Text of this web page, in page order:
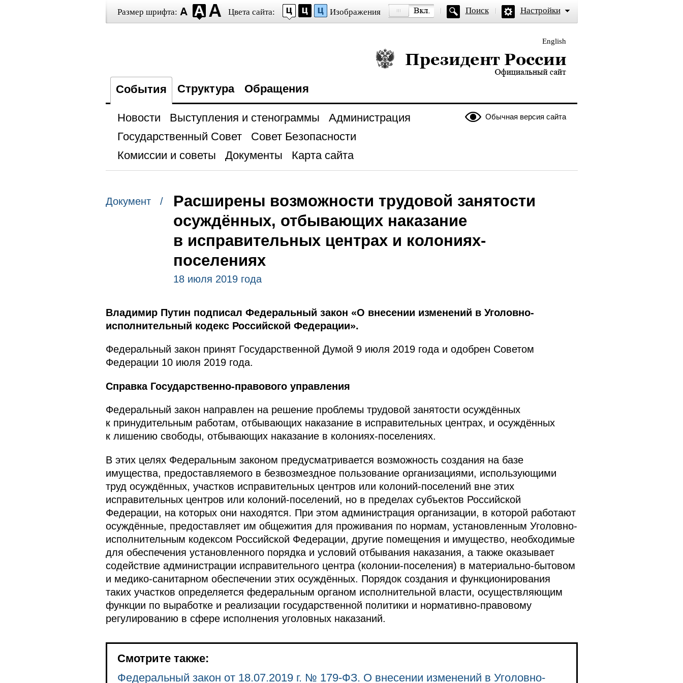
Размер шрифта: Цвета сайта: Изображения Поиск Настройки
English
Президент России — официальный сайт
События Структура Обращения
Обычная версия сайта
Новости Выступления и стенограммы
Администрация
Государственный Совет
Совет Безопасности
Комиссии и советы
Документы Карта сайта
Документ /
Расширены возможности трудовой занятости
осуждённых, отбывающих наказание
в исправительных центрах и колониях-
поселениях
18 июля 2019 года
Владимир Путин подписал Федеральный закон «О внесении изменений в Уголовно-
исполнительный кодекс Российской Федерации».
Федеральный закон принят Государственной Думой 9 июля 2019 года и одобрен Советом
Федерации 10 июля 2019 года.
Справка Государственно-правового управления
Федеральный закон направлен на решение проблемы трудовой занятости осуждённых
к принудительным работам, отбывающих наказание в исправительных центрах, и осуждённых
к лишению свободы, отбывающих наказание в колониях-поселениях.
В этих целях Федеральным законом предусматривается возможность создания на базе
имущества, предоставляемого в безвозмездное пользование организациями, использующими
труд осуждённых, участков исправительных центров или колоний-поселений вне этих
исправительных центров или колоний-поселений, но в пределах субъектов Российской
Федерации, на которых они находятся. При этом администрация организации, в которой работают
осуждённые, предоставляет им общежития для проживания по нормам, установленным Уголовно-
исполнительным кодексом Российской Федерации, другие помещения и имущество, необходимые
для обеспечения установленного порядка и условий отбывания наказания, а также оказывает
содействие администрации исправительного центра (колонии-поселения) в материально-бытовом
и медико-санитарном обеспечении этих осуждённых. Порядок создания и функционирования
таких участков определяется федеральным органом исполнительной власти, осуществляющим
функции по выработке и реализации государственной политики и нормативно-правовому
регулированию в сфере исполнения уголовных наказаний.
Смотрите также:
Федеральный закон от 18.07.2019 г. № 179-ФЗ. О внесении изменений в Уголовно-